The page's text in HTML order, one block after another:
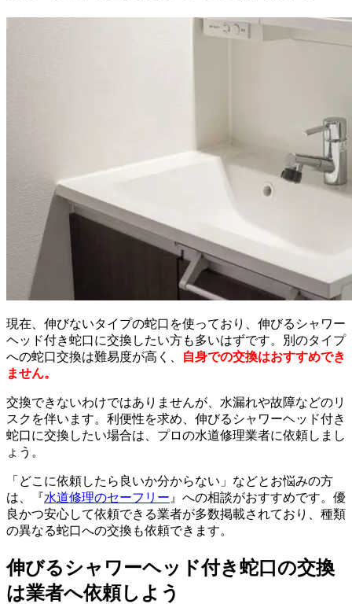
現在、伸びないタイプの蛇口を使っており、伸びるシャワー
ヘッド付き蛇口に交換したい方も多いはずです。別のタイプ
への蛇口交換は難易度が高く、
自身での交換はおすすめでき
ません。
交換できないわけではありませんが、水漏れや故障などのリ
スクを伴います。利便性を求め、伸びるシャワーヘッド付き
蛇口に交換したい場合は、プロの水道修理業者に依頼しまし
ょう。
「どこに依頼したら良いか分からない」などとお悩みの方
は、『水道修理のセーフリー 』への相談がおすすめです。優
良かつ安心して依頼できる業者が多数掲載されており、種類
の異なる蛇口への交換も依頼できます。
伸びるシャワーヘッド付き蛇口の交換
は業者へ依頼しよう